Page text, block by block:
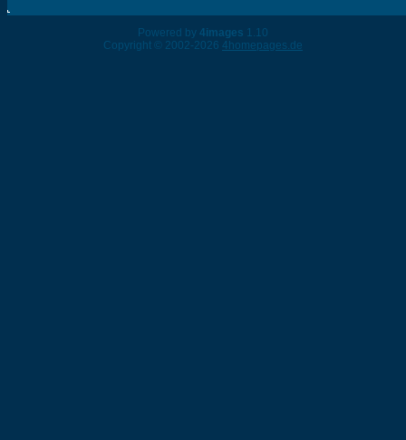
Powered by 4images 1.10
Copyright © 2002-2026 4homepages.de